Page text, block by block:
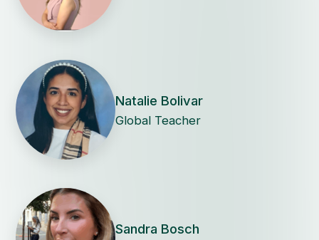
Natalie Bolivar
Global Teacher
Sandra Bosch